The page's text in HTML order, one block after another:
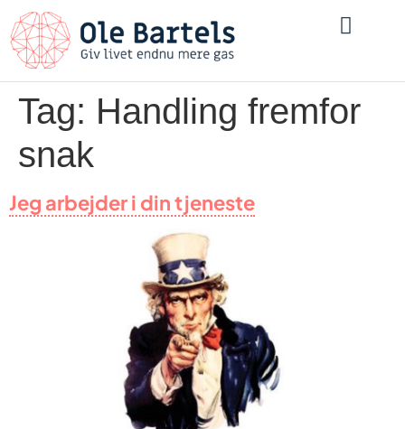
Tag: Handling fremfor
snak
Jeg arbejder i din tjeneste